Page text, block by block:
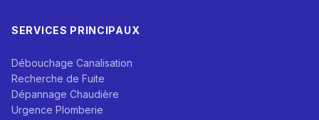
SERVICES PRINCIPAUX
Débouchage Canalisation
Recherche de Fuite
Dépannage Chaudière
Urgence Plomberie